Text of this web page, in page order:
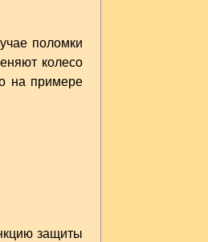
поломки
колесо
на примере
защиты